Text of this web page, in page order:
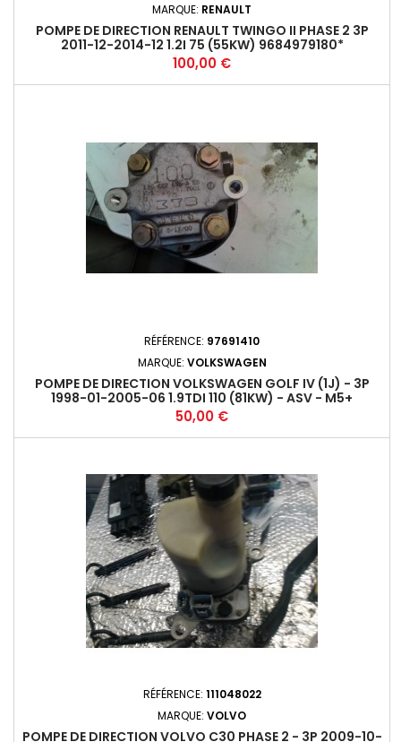
MARQUE: RENAULT
POMPE DE DIRECTION RENAULT TWINGO II PHASE 2 3P
2011-12-2014-12 1.2I 75 (55KW) 9684979180*
Prix
100,00 €
RÉFÉRENCE: 97691410
MARQUE: VOLKSWAGEN
POMPE DE DIRECTION VOLKSWAGEN GOLF IV (1J) - 3P
1998-01-2005-06 1.9TDI 110 (81KW) - ASV - M5+
Prix
50,00 €
RÉFÉRENCE: 111048022
MARQUE: VOLVO
POMPE DE DIRECTION VOLVO C30 PHASE 2 - 3P 2009-10-